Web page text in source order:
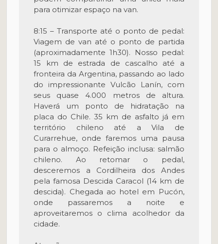
para otimizar espaço na van.
8:15 – Transporte até o ponto de pedal:
Viagem de van até o ponto de partida
(aproximadamente 1h30). Nosso pedal:
15 km de estrada de cascalho até a
fronteira da Argentina, passando ao lado
do impressionante Vulcão Lanín, com
seus quase 4.000 metros de altura.
Haverá um ponto de hidratação na
placa do Chile. 35 km de asfalto já em
território chileno até a Vila de
Curarrehue, onde faremos uma pausa
para o almoço. Refeição inclusa: salmão
chileno. Ao retomar o pedal,
desceremos a Cordilheira dos Andes
pela famosa Descida Caracol (14 km de
descida). Chegada ao hotel em Pucón,
onde passaremos a noite e
aproveitaremos o clima acolhedor da
cidade.